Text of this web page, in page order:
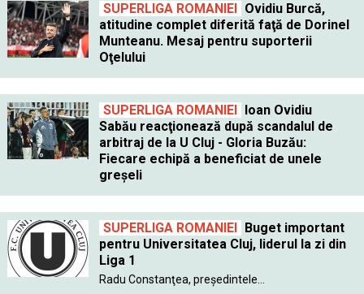
SUPERLIGA ROMANIEI
Ovidiu Burcă,
atitudine complet diferită faţă de Dorinel
Munteanu. Mesaj pentru suporterii
Oţelului
SUPERLIGA ROMANIEI
Ioan Ovidiu
Sabău reacţionează după scandalul de
arbitraj de la U Cluj - Gloria Buzău:
Fiecare echipă a beneficiat de unele
greşeli
SUPERLIGA ROMANIEI
Buget important
pentru Universitatea Cluj, liderul la zi din
Liga 1
Radu Constanţea, preşedintele...